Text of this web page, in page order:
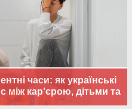
часи: як українські
кар’єрою, дітьми та